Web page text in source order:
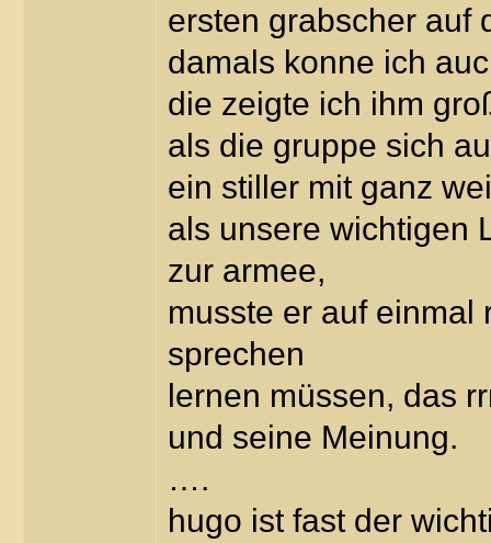
ersten grabscher auf
damals konne ich
die zeigte ich ihm
als die gruppe sich
ein stiller mit ganz
als unsere wichtigen
zur armee,
musste er auf einmal
sprechen
lernen müssen, das
und seine Meinung.
….
hugo ist fast der